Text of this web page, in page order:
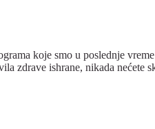
koje smo u poslednje
zdrave ishrane, nikada nećete